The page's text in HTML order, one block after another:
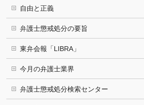
自由と正義
弁護士懲戒処分の要旨
東弁会報「LIBRA」
今月の弁護士業界
弁護士懲戒処分検索センター